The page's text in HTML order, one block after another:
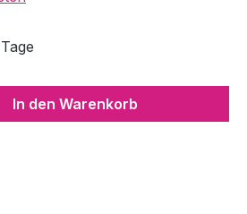
gewünschten Wert
In den Warenkorb